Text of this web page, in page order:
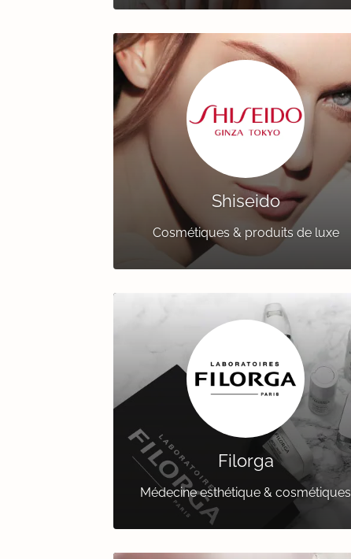
Shiseido
Cosmétiques & produits de luxe
Filorga
Médecine esthétique & cosmétiques